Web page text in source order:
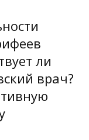
ли
врач?